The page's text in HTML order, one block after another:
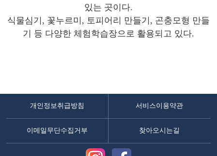
있는 곳이다.
식물심기, 꽃누르미, 토피어리 만들기, 곤충모형 만들
기 등 다양한 체험학습장으로 활용되고 있다.
개인정보취급방침 서비스이용약관
이메일무단수집거부 찾아오시는길